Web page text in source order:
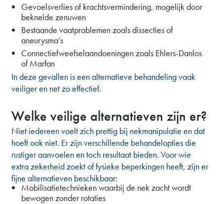
Gevoelsverlies of krachtsvermindering, mogelijk door
beknelde zenuwen
Bestaande vaatproblemen zoals dissecties of
aneurysma’s
Connectiefweefselaandoeningen zoals Ehlers-Danlos
of Marfan
In deze gevallen is een alternatieve behandeling vaak
veiliger en net zo effectief.
Welke veilige alternatieven zijn er?
Niet iedereen voelt zich prettig bij nekmanipulatie en dat
hoeft ook niet. Er zijn verschillende behandelopties die
rustiger aanvoelen en toch resultaat bieden. Voor wie
extra zekerheid zoekt of fysieke beperkingen heeft, zijn er
fijne alternatieven beschikbaar:
Mobilisatietechnieken waarbij de nek zacht wordt
bewogen zonder rotaties